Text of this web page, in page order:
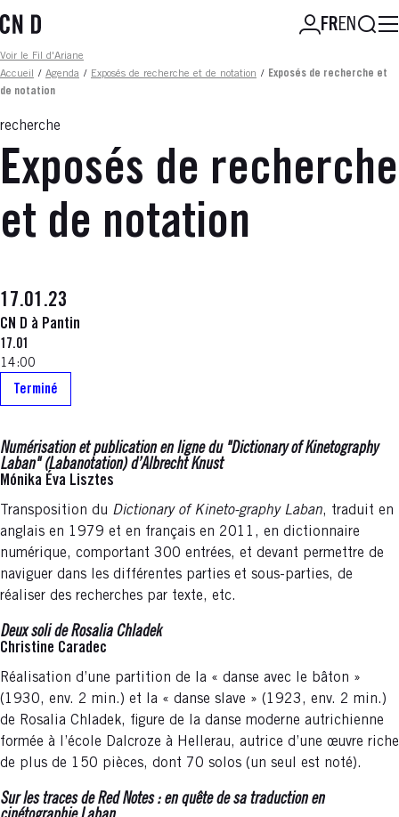
au
principal
FREN
Fil d'ariane
Voir le Fil d'Ariane
Accueil
/ Agenda / Exposés de recherche et de notation / Exposés de recherche et
de notation
recherche
Exposés de recherche
et de notation
17.01.23
CN D à Pantin
17.01
14:00
Terminé
Numérisation et publication en ligne du "Dictionary of Kinetography
Laban" (Labanotation) d’Albrecht Knust
Mónika Éva Lisztes
Transposition du Dictionary of Kineto-graphy Laban, traduit en
anglais en 1979 et en français en 2011, en dictionnaire
numérique, comportant 300 entrées, et devant permettre de
naviguer dans les différentes parties et sous-parties, de
réaliser des recherches par texte, etc.
Deux soli de Rosalia Chladek
Christine Caradec
Réalisation d’une partition de la « danse avec le bâton »
(1930, env. 2 min.) et la « danse slave » (1923, env. 2 min.)
de Rosalia Chladek, figure de la danse moderne autrichienne
formée à l’école Dalcroze à Hellerau, autrice d’une œuvre riche
de plus de 150 pièces, dont 70 solos (un seul est noté).
Sur les traces de Red Notes : en quête de sa traduction en